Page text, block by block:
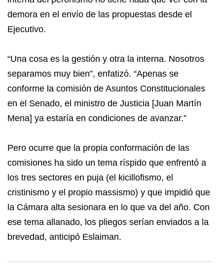
demora en el envío de las propuestas desde el
Ejecutivo.
“Una cosa es la gestión y otra la interna. Nosotros
separamos muy bien”, enfatizó. “Apenas se
conforme la comisión de Asuntos Constitucionales
en el Senado, el ministro de Justicia [Juan Martín
Mena] ya estaría en condiciones de avanzar.”
Pero ocurre que la propia conformación de las
comisiones ha sido un tema ríspido que enfrentó a
los tres sectores en puja (el kicillofismo, el
cristinismo y el propio massismo) y que impidió que
la Cámara alta sesionara en lo que va del año. Con
ese tema allanado, los pliegos serían enviados a la
brevedad, anticipó Eslaiman.